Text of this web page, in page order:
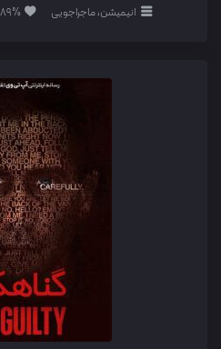
انیمیشن، ماجراجویی 89% رضایت